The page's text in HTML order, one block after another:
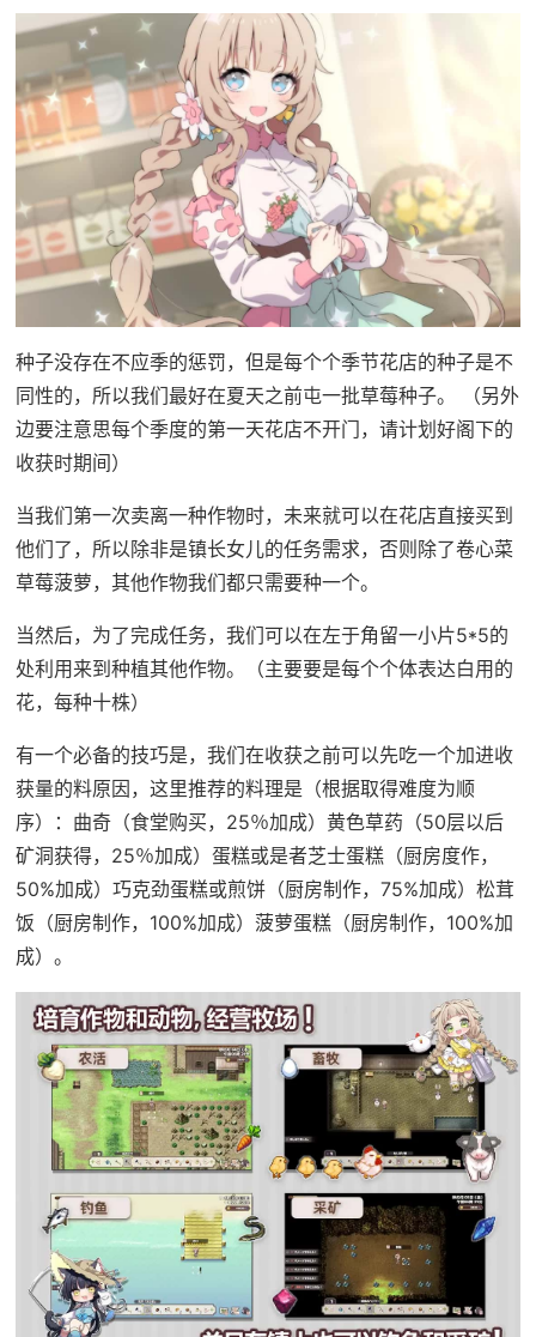
种子没存在不应季的惩罚，但是每个个季节花店的种子是不
同性的，所以我们最好在夏天之前屯一批草莓种子。 （另外
边要注意思每个季度的第一天花店不开门，请计划好阁下的
收获时期间）
当我们第一次卖离一种作物时，未来就可以在花店直接买到
他们了，所以除非是镇长女儿的任务需求，否则除了卷心菜
草莓菠萝，其他作物我们都只需要种一个。
当然后，为了完成任务，我们可以在左于角留一小片5*5的
处利用来到种植其他作物。（主要要是每个个体表达白用的
花，每种十株）
有一个必备的技巧是，我们在收获之前可以先吃一个加进收
获量的料原因，这里推荐的料理是（根据取得难度为顺
序）：曲奇（食堂购买，25％加成）黄色草药（50层以后
矿洞获得，25％加成）蛋糕或是者芝士蛋糕（厨房度作，
50%加成）巧克劲蛋糕或煎饼（厨房制作，75%加成）松茸
饭（厨房制作，100%加成）菠萝蛋糕（厨房制作，100%加
成）。